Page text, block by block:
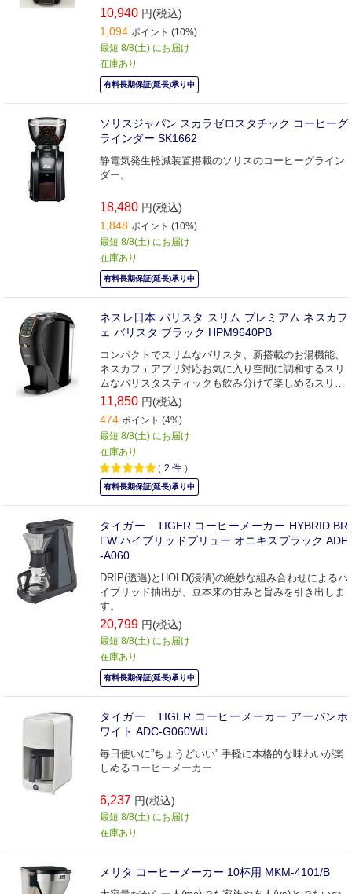
10,940 円(税込)
1,094 ポイント (10%)
最短 8/8(土) にお届け
在庫あり
有料長期保証(延長)承り中
ソリスジャパン スカラゼロスタチック コーヒーグ
ラインダー SK1662
静電気発生軽減装置搭載のソリスのコーヒーグライン
ダー。
18,480 円(税込)
1,848 ポイント (10%)
最短 8/8(土) にお届け
在庫あり
有料長期保証(延長)承り中
ネスレ日本 バリスタ スリム プレミアム ネスカフ
ェ バリスタ ブラック HPM9640PB
コンパクトでスリムなバリスタ、新搭載のお湯機能、
ネスカフェアプリ対応お気に入り空間に調和するスリ
ムなバリスタスティックも飲み分けて楽しめるスリム
なバリスタ
11,850 円(税込)
474 ポイント (4%)
最短 8/8(土) にお届け
在庫あり
（ 2 件 ）
有料長期保証(延長)承り中
タイガー TIGER コーヒーメーカー HYBRID BR
EW ハイブリッドブリュー オニキスブラック ADF
-A060
DRIP(透過)とHOLD(浸漬)の絶妙な組み合わせによるハ
イブリッド抽出が、豆本来の甘みと旨みを引き出しま
す。
20,799 円(税込)
最短 8/8(土) にお届け
在庫あり
有料長期保証(延長)承り中
タイガー TIGER コーヒーメーカー アーバンホ
ワイト ADC-G060WU
毎日使いに”ちょうどいい” 手軽に本格的な味わいが楽
しめるコーヒーメーカー
6,237 円(税込)
最短 8/8(土) にお届け
在庫あり
メリタ コーヒーメーカー 10杯用 MKM-4101/B